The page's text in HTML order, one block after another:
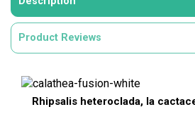
Product Reviews
Rhipsalis heteroclada, la